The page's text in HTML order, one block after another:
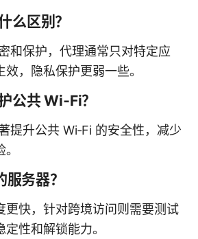
么区别？
和保护，代理通常只对特定应
，隐私保护更弱一些。
公共 Wi‑Fi？
提升公共 Wi‑Fi 的安全性，减少
务器？
更快，针对跨境访问则需要测试
性和解锁能力。